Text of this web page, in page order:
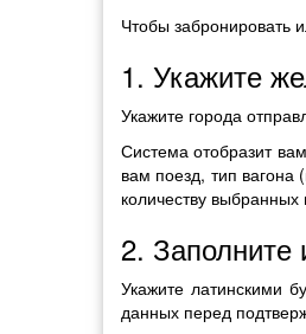
Чтобы забронировать
1. Укажите
Укажите города
Система отобразит
вам поезд, тип
количеству
2.
Укажите латинскими
данных перед